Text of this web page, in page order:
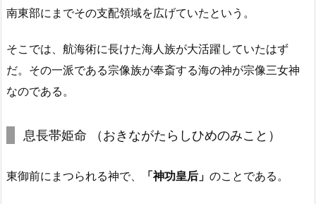
南東部にまでその支配領域を広げていたという。
そこでは、航海術に長けた海人族が大活躍していたはず
だ。その一派である宗像族が奉斎する海の神が宗像三女神
なのである。
息長帯姫命 （おきながたらしひめのみこと）
東御前にまつられる神で、 「神功皇后」 のことである。